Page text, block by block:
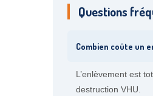
Questions
Combien coûte un
L’enlèvement est
destruction VHU.